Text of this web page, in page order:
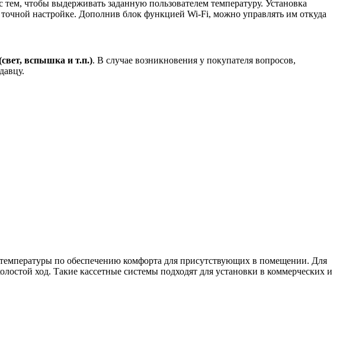
чтобы выдерживать заданную пользователем температуру. Установка
настройке. Дополнив блок функцией Wi-Fi, можно управлять им откуда
вспышка и т.п.). В случае возникновения у покупателя вопросов,
по обеспечению комфорта для присутствующих в помещении. Для
ход. Такие кассетные системы подходят для установки в коммерческих и